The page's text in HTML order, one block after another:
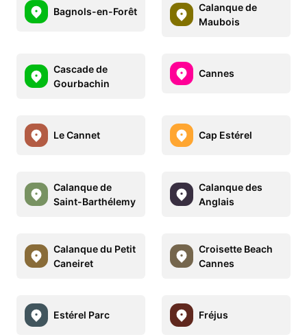
Bagnols-en-Forêt
Calanque de
Maubois
Cascade de
Gourbachin
Cannes
Le Cannet Cap Estérel
Calanque de
Saint-Barthélemy
Calanque des
Anglais
Calanque du Petit
Caneiret
Croisette Beach
Cannes
Estérel Parc Fréjus